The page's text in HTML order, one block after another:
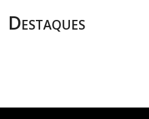
Destaques